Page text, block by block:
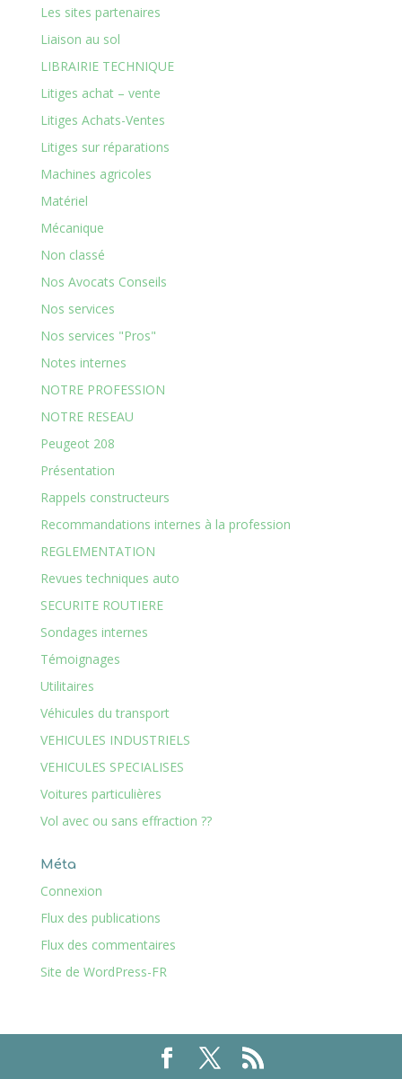
Les sites partenaires
Liaison au sol
LIBRAIRIE TECHNIQUE
Litiges achat – vente
Litiges Achats-Ventes
Litiges sur réparations
Machines agricoles
Matériel
Mécanique
Non classé
Nos Avocats Conseils
Nos services
Nos services "Pros"
Notes internes
NOTRE PROFESSION
NOTRE RESEAU
Peugeot 208
Présentation
Rappels constructeurs
Recommandations internes à la profession
REGLEMENTATION
Revues techniques auto
SECURITE ROUTIERE
Sondages internes
Témoignages
Utilitaires
Véhicules du transport
VEHICULES INDUSTRIELS
VEHICULES SPECIALISES
Voitures particulières
Vol avec ou sans effraction ??
Méta
Connexion
Flux des publications
Flux des commentaires
Site de WordPress-FR